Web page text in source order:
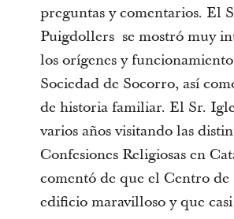
preguntas y comentarios. El
Puigdollers se mostró muy
los orígenes y
Sociedad de Socorro, así
de historia familiar. El Sr.
varios años visitando las
Confesiones Religiosas en
comentó de que el Centro de
edificio maravilloso y que